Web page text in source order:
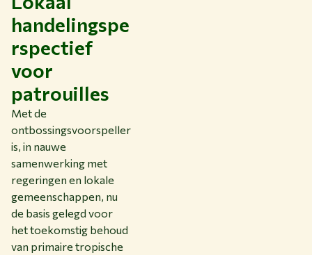
handelingspe
rspectief
voor
patrouilles
Met de
ontbossingsvoorspeller
is, in nauwe
samenwerking met
regeringen en lokale
gemeenschappen, nu
de basis gelegd voor
het toekomstig behoud
van primaire tropische